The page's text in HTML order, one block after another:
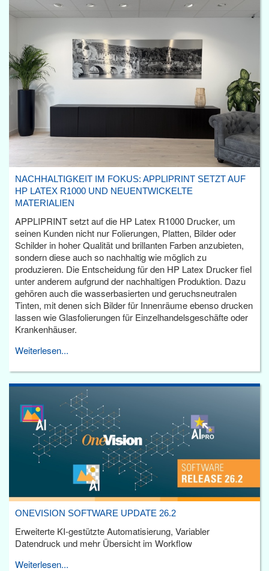
NACHHALTIGKEIT IM FOKUS: APPLIPRINT SETZT AUF
HP LATEX R1000 UND NEUENTWICKELTE
MATERIALIEN
APPLIPRINT setzt auf die HP Latex R1000 Drucker, um
seinen Kunden nicht nur Folierungen, Platten, Bilder oder
Schilder in hoher Qualität und brillanten Farben anzubieten,
sondern diese auch so nachhaltig wie möglich zu
produzieren. Die Entscheidung für den HP Latex Drucker fiel
unter anderem aufgrund der nachhaltigen Produktion. Dazu
gehören auch die wasserbasierten und geruchsneutralen
Tinten, mit denen sich Bilder für Innenräume ebenso drucken
lassen wie Glasfolierungen für Einzelhandelsgeschäfte oder
Krankenhäuser.
Weiterlesen...
ONEVISION SOFTWARE UPDATE 26.2
Erweiterte KI-gestützte Automatisierung, Variabler
Datendruck und mehr Übersicht im Workflow
Weiterlesen...